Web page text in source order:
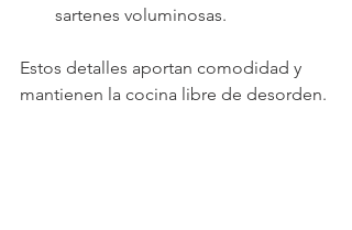
sartenes voluminosas.
Estos detalles aportan comodidad y
mantienen la cocina libre de desorden.